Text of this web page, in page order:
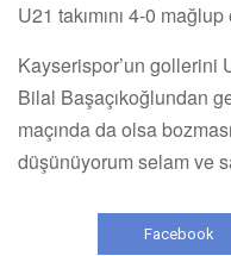
U21 takımını 4-0 mağlup
Kayserispor’un gollerini
Bilal Başaçıkoğlundan
maçında da olsa
düşünüyorum selam ve
Facebook